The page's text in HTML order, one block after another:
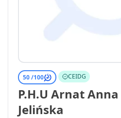
50 /100 CEIDG
P.H.U Arnat
Jelińska